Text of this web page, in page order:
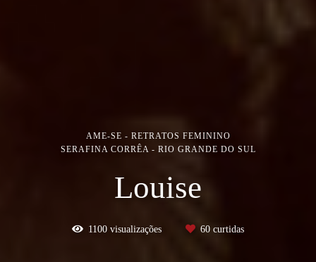
AME-SE - RETRATOS FEMININO
SERAFINA CORRÊA - RIO GRANDE DO SUL
Louise
1100 visualizações 60 curtidas